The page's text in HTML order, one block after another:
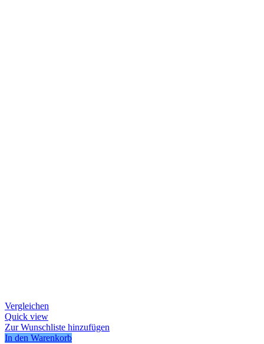
Vergleichen
Quick view
Zur Wunschliste hinzufügen
In den Warenkorb